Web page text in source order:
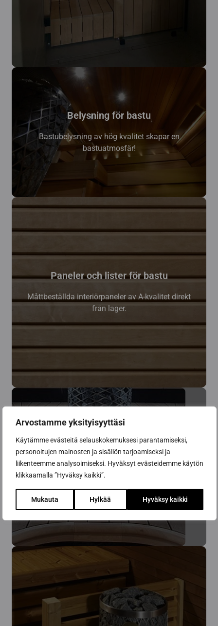
Arvostamme yksityisyyttäsi
Käytämme evästeitä selauskokemuksesi parantamiseksi,
personoitujen mainosten ja sisällön tarjoamiseksi ja
liikenteemme analysoimiseksi. Hyväksyt evästeidemme käytön
klikkaamalla ”Hyväksy kaikki”.
Mukauta Hylkää Hyväksy kaikki
Belysning för bastu
Bastubelysning av hög kvalitet skapar en
bastuatmosfär!
Paneler och lister för bastu
Måttbeställda interiörpaneler av A-kvalitet direkt
från lager.
Spisar
Kvalitetskaminer från alla kamintillverkare finns